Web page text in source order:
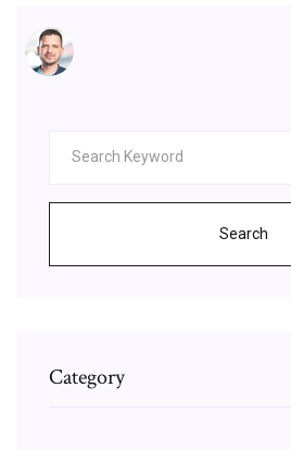
Search
Category